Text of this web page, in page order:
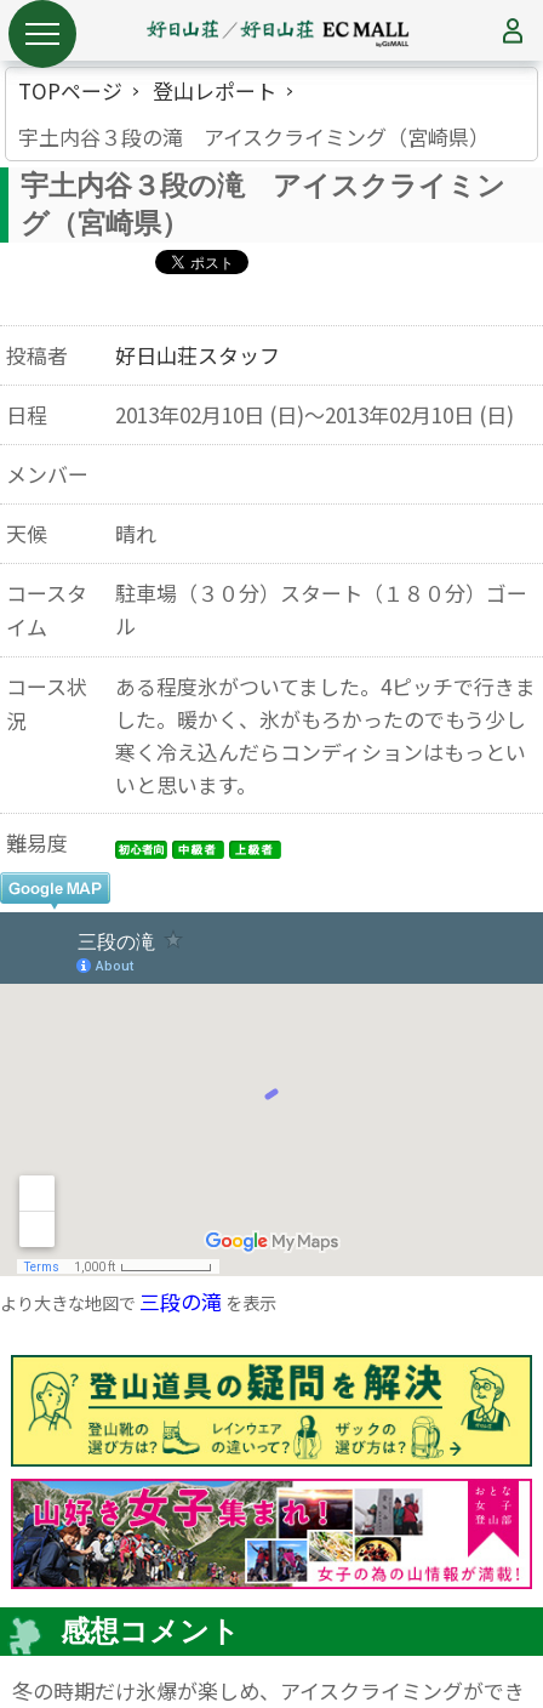
TOPページ
登山レポート
宇土内谷３段の滝 アイスクライミング（宮崎県）
宇土内谷３段の滝 アイスクライミン
グ（宮崎県）
投稿者
好日山荘スタッフ
日程
2013年02月10日 (日)～2013年02月10日 (日)
メンバー
天候
晴れ
コースタ
イム
駐車場（３０分）スタート（１８０分）ゴー
ル
コース状
況
ある程度氷がついてました。4ピッチで行きま
した。暖かく、氷がもろかったのでもう少し
寒く冷え込んだらコンディションはもっとい
いと思います。
難易度
より大きな地図で 三段の滝 を表示
感想コメント
冬の時期だけ氷爆が楽しめ、アイスクライミングができ